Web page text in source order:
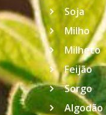
Soja
Milho
Milheto
Feijão
Sorgo
Algodão